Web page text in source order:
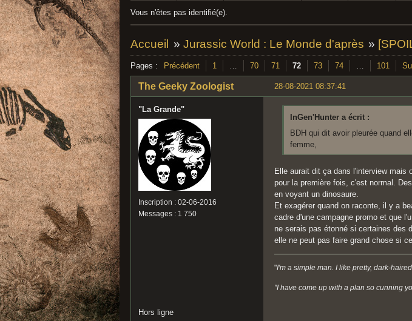
Vous n'êtes pas identifié(e).
Accueil » Jurassic World : Le Monde d'après »
Pages : Précédent 1 … 70 71 72 73 74 … 101
28-08-2021 08:37:41
The Geeky Zoologist
"La Grande"
Inscription : 02-06-2016
Messages : 1 750
InGen'Hunter a écrit :
BDH qui dit avoir pleurée quand
femme,
Elle aurait dit ça dans l'interview mais
pour la première fois, c'est normal.
en voyant un dinosaure.
Et exagérer quand on raconte, il y a
cadre d'une campagne promo et que
ne serais pas étonné si certaines des
elle ne peut pas faire grand chose si
"I'm a simple man. I like pretty, dark-
"I have come up with a plan so cunning
Hors ligne